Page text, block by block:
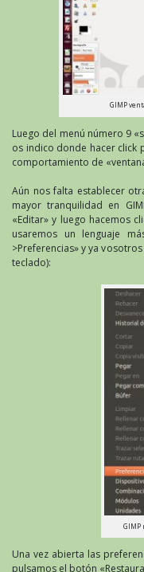
GIMP
Luego del menú número 9
os indico donde hacer click
comportamiento de
Aún nos falta establecer
mayor tranquilidad en
«Editar» y luego hacemos
usaremos un lenguaje
>Preferencias» y ya
teclado):
GIMP
Una vez abierta las
pulsamos el botón